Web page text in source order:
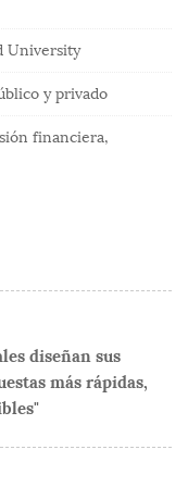
University
y privado
financiera,
diseñan sus
más rápidas,